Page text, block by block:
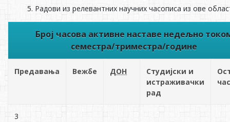
Радови из релевантних научних часописа из ове
Број часова активне наставе недељно
семестра/триместра/године
Предавања Вежбе ДОН
Студијски и
истраживачки
рад
3